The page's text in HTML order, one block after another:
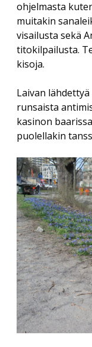
Veikko
ohjelmasta
muitakin
visailusta sekä
titokilpailusta.
kisoja.
Laivan
runsaista
kasinon
puolellakin